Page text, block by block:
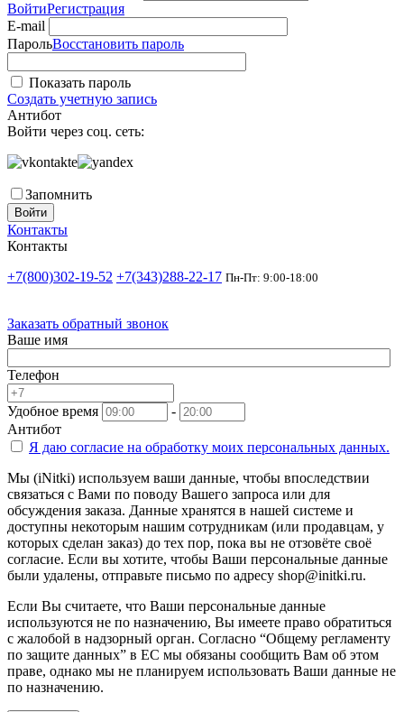
ВойтиРегистрация
E-mail
ПарольВосстановить пароль
Показать пароль
Создать учетную запись
Антибот
Войти через соц. сеть:
Запомнить
Войти
Контакты
Контакты
+7(800)302-19-52 +7(343)288-22-17 Пн-Пт: 9:00-18:00
Заказать обратный звонок
Ваше имя
Телефон
Удобное время
-
Антибот
Я даю согласие на обработку моих персональных данных.
Мы (iNitki) используем ваши данные, чтобы впоследствии
связаться с Вами по поводу Вашего запроса или для
обсуждения заказа. Данные хранятся в нашей системе и
доступны некоторым нашим сотрудникам (или продавцам, у
которых сделан заказ) до тех пор, пока вы не отзовёте своё
согласие. Если вы хотите, чтобы Ваши персональные данные
были удалены, отправьте письмо по адресу shop@initki.ru.
Если Вы считаете, что Ваши персональные данные
используются не по назначению, Вы имеете право обратиться
с жалобой в надзорный орган. Согласно “Общему регламенту
по защите данных” в ЕС мы обязаны сообщить Вам об этом
праве, однако мы не планируем использовать Ваши данные не
по назначению.